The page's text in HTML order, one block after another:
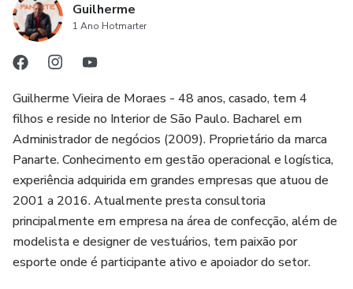
Guilherme
1 Ano Hotmarter
Guilherme Vieira de Moraes - 48 anos, casado, tem 4
filhos e reside no Interior de São Paulo. Bacharel em
Administrador de negócios (2009). Proprietário da marca
Panarte. Conhecimento em gestão operacional e logística,
experiência adquirida em grandes empresas que atuou de
2001 a 2016. Atualmente presta consultoria
principalmente em empresa na área de confecção, além de
modelista e designer de vestuários, tem paixão por
esporte onde é participante ativo e apoiador do setor.